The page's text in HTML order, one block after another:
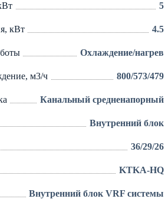
5
кВт 4.5
Охлаждение/нагрев
м3/ч 800/573/479
Канальный средненапорный
Внутренний блок
36/29/26
KTKA-HQ
Внутренний блок VRF системы